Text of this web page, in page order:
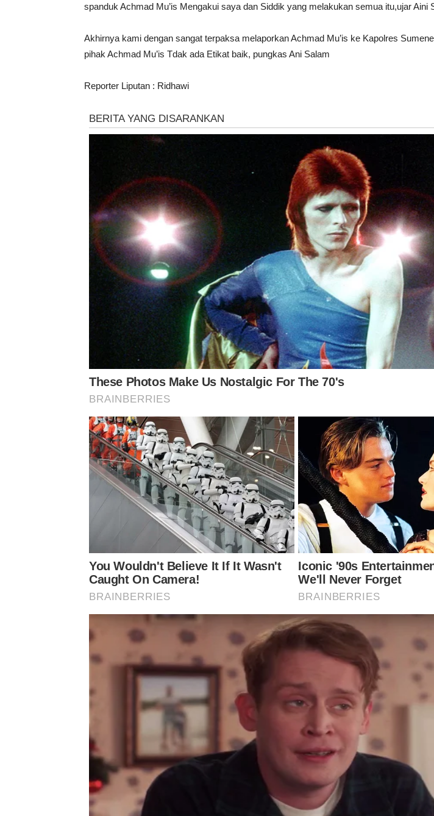
spanduk Achmad Mu’is Mengakui saya dan Siddik yang melakukan semua itu,ujar Aini
Akhirnya kami dengan sangat terpaksa melaporkan Achmad Mu’is ke Kapolres
pihak Achmad Mu’is Tdak ada Etikat baik, pungkas Ani Salam
Reporter Liputan : Ridhawi